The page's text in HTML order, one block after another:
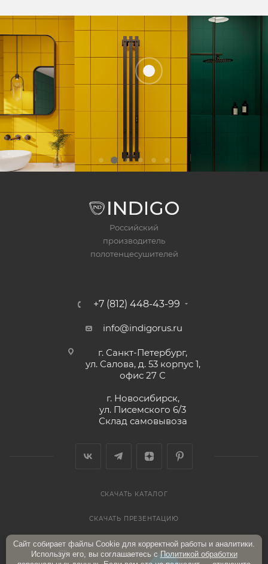
Российский
производитель
полотенцесушителей
+7 (812) 448-43-99
info@indigorus.ru
г. Санкт-Петербург,
ул. Салова, д. 53 корпус 1,
офис 27 С
г. Новосибирск,
ул. Писемского 6/3
Склад самовывоза
СКАЧАТЬ КАТАЛОГ
СКАЧАТЬ ПРЕЗЕНТАЦИЮ
ПОЛИТИКА КОНФИДЕНЦИАЛЬНОСТИ
Сайт собирает файлы Cookie для корректной работы и аналитики.
Используя его, вы соглашаетесь с Политикой обработки